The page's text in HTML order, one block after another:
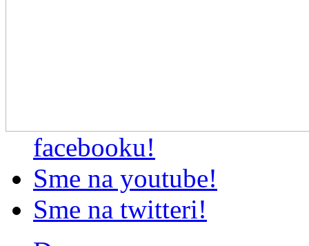
facebooku!
Sme na youtube!
Sme na twitteri!